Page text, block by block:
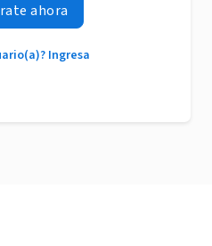
ahora
Ingresa